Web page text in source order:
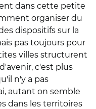
dans cette petite
organiser du
dispositifs sur la
pas toujours pour
villes structurent
c'est plus
n'y a pas
autant on semble
dans les territoires